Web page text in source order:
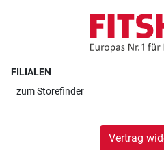
FILIALEN
zumStorefinder
Vertrag